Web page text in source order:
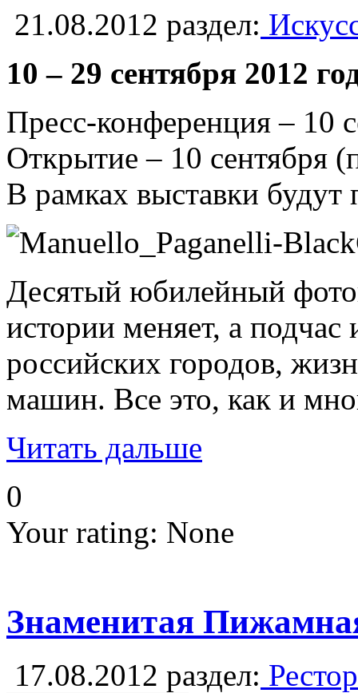
21.08.2012 раздел:
10 – 29 сентября 2012
Пресс-конференция – 10
Открытие – 10 сентября
В рамках выставки будут
Десятый юбилейный
истории меняет, а
российских городов,
машин. Все это, как и
Читать дальше
0
Your rating: None
Знаменитая
17.08.2012 раздел: